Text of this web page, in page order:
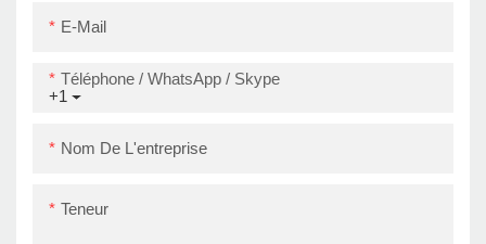
E-Mail
+1
Téléphone / WhatsApp / Skype
Nom De L'entreprise
Teneur